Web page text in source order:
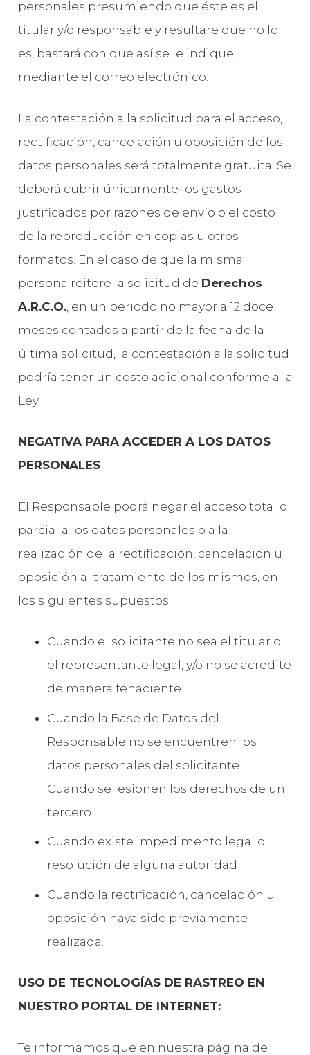
personales presumiendo que éste es el
titular y/o responsable y resultare que no lo
es, bastará con que así se le indique
mediante el correo electrónico.
La contestación a la solicitud para el acceso,
rectificación, cancelación u oposición de los
datos personales será totalmente gratuita. Se
deberá cubrir únicamente los gastos
justificados por razones de envío o el costo
de la reproducción en copias u otros
formatos. En el caso de que la misma
persona reitere la solicitud de Derechos
A.R.C.O., en un periodo no mayor a 12 doce
meses contados a partir de la fecha de la
última solicitud, la contestación a la solicitud
podría tener un costo adicional conforme a la
Ley.
NEGATIVA PARA ACCEDER A LOS DATOS
PERSONALES
El Responsable podrá negar el acceso total o
parcial a los datos personales o a la
realización de la rectificación, cancelación u
oposición al tratamiento de los mismos, en
los siguientes supuestos:
Cuando el solicitante no sea el titular o
el representante legal, y/o no se acredite
de manera fehaciente.
Cuando la Base de Datos del
Responsable no se encuentren los
datos personales del solicitante.
Cuando se lesionen los derechos de un
tercero
Cuando existe impedimento legal o
resolución de alguna autoridad
Cuando la rectificación, cancelación u
oposición haya sido previamente
realizada.
USO DE TECNOLOGÍAS DE RASTREO EN
NUESTRO PORTAL DE INTERNET:
Te informamos que en nuestra página de